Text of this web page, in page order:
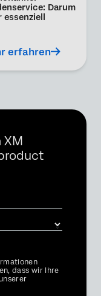
Darum
essenziell
erfahren
XM
dass wir Ihre